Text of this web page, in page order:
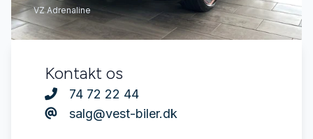
VZ Adrenaline
Kontakt os
74 72 22 44
salg@vest-biler.dk